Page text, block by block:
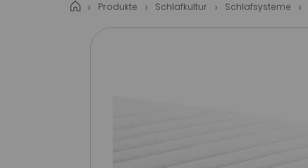
Produkte Schlafkultur Schlafsysteme